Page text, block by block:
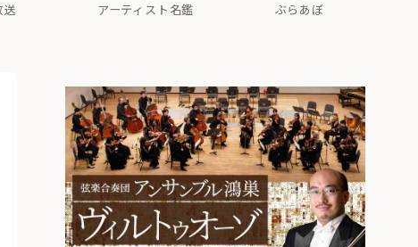
眺望 ぶらあぼブラス！
フォルテピアノ・オデッセイ
送 アーティスト名鑑 ぶらあぼ